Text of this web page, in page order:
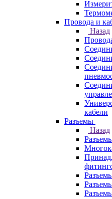
Провода и
Назад
кабели
Разъемы
Назад